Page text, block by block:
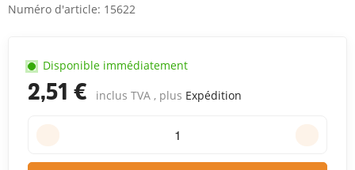
Numéro d'article: 15622
2,51 € inclus TVA , plus Expédition
Disponible immédiatement